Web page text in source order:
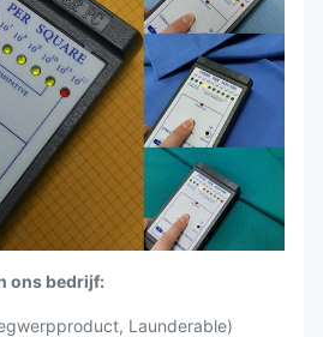
ons bedrijf:
Launderable)